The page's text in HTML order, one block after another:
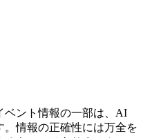
ベント情報の一部は、AI
情報の正確性には万全を